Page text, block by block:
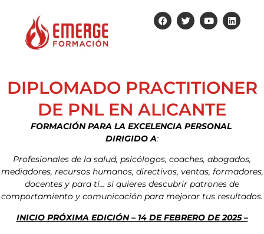
DIPLOMADO PRACTITIONER
DE PNL EN ALICANTE
FORMACIÓN PARA LA EXCELENCIA PERSONAL
DIRIGIDO A:
Profesionales de la salud, psicólogos, coaches, abogados,
mediadores, recursos humanos, directivos, ventas, formadores,
docentes y para ti… si quieres descubrir patrones de
comportamiento y comunicación para mejorar tus resultados.
INICIO PRÓXIMA EDICIÓN – 14 DE FEBRERO DE 2025 –